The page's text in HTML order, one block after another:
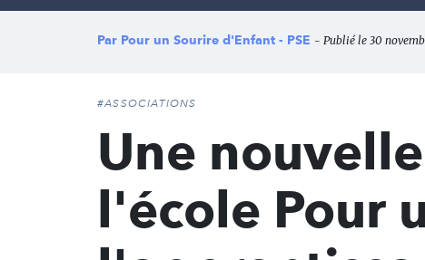
de
l'engagement
Par Pour un Sourire d'Enfant - PSE - Publié le 30
#ASSOCIATIONS
Une
l'école Pour